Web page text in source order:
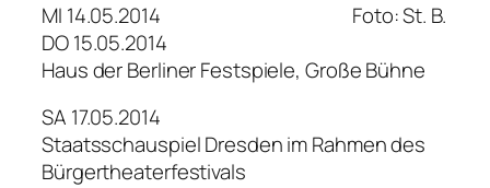
Foto: St. B.
MI 14.05.2014
DO 15.05.2014
Haus der Berliner Festspiele, Große Bühne
SA 17.05.2014
Staatsschauspiel Dresden im Rahmen des
Bürgertheaterfestivals